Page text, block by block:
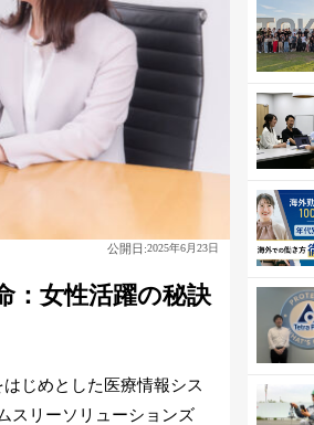
公開日:2025年6月23日
：女性活躍の秘訣
じめとした医療情報シス
スリーソリューションズ